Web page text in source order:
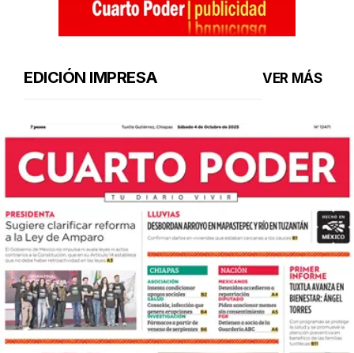
EDICIÓN IMPRESA VER MÁS